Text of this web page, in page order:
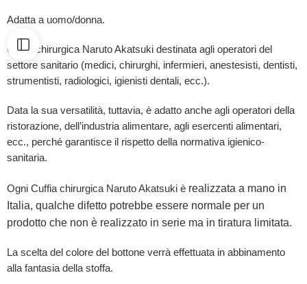
Adatta a uomo/donna.
Cuffia chirurgica Naruto Akatsuki destinata agli operatori del
settore sanitario (medici, chirurghi, infermieri, anestesisti, dentisti,
strumentisti, radiologici, igienisti dentali, ecc.).
Data la sua versatilità, tuttavia, è adatto anche agli operatori della
ristorazione, dell’industria alimentare, agli esercenti alimentari,
ecc., perché garantisce il rispetto della normativa igienico-
sanitaria.
Ogni Cuffia chirurgica Naruto Akatsuki è realizzata a mano in
Italia, qualche difetto potrebbe essere normale per un
prodotto che non è realizzato in serie ma in tiratura limitata.
La scelta del colore del bottone verrà effettuata in abbinamento
alla fantasia della stoffa.